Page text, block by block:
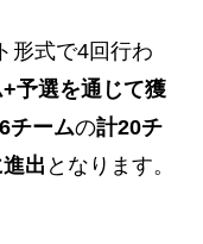
形式で4回行わ
予選を通じて獲
チームの計20チ
出 となります。